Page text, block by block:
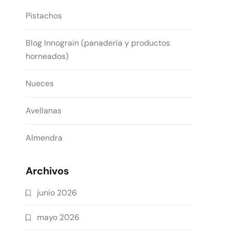
Pistachos
Blog Innograin (panadería y productos
horneados)
Nueces
Avellanas
Almendra
Archivos
junio 2026
mayo 2026